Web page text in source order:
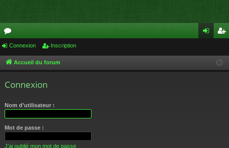
or
u cri
Connexion Inscription
Accueil du forum
Connexion
Nom d’utilisateur :
Mot de passe :
J’ai oublié mon mot de passe